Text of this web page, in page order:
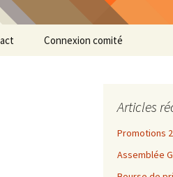
Connexion comité
Articles
Promotions
Assemblée